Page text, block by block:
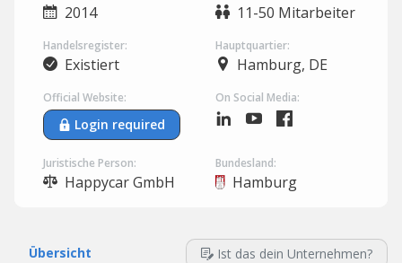
2014 11-50 Mitarbeiter
Handelsregister:
Existiert
Hauptquartier:
Hamburg, DE
Official Website:
Login required
On Social Media:
Juristische Person:
Happycar GmbH
Bundesland:
Hamburg
Übersicht Ist das dein Unternehmen?